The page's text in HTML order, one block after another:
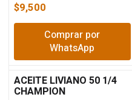
$9,500
Comprar por
WhatsApp
ACEITE LIVIANO 50 1/4
CHAMPION